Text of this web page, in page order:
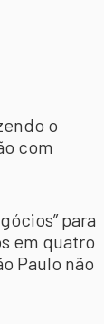
o
com
para
em quatro
Paulo não